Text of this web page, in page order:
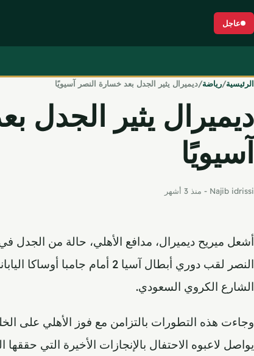
عاجل
الرئيسية/رياضة/ديميرال يثير الجدل بعد خسارة النصر آسيويًا
ديميرال يثير الجدل
آسيويًا
Najib idrissi
- منذ 3 أشهر
أشعل ميريح ديميرال، مدافع الأهلي، حالة من الجدل
النصر لقب دوري أبطال آسيا 2
الشارع الكروي السعودي.
وجاءت هذه التطورات بالتزامن مع فوز الأهلي على
يواصل لاعبوه الاحتفال بالإنجازات الأخيرة التي